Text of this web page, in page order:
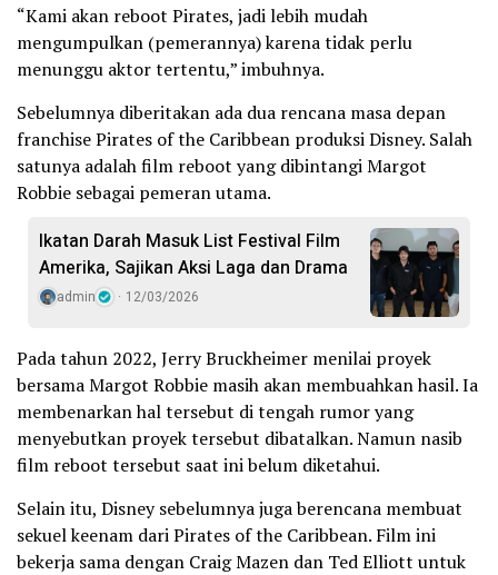
“Kami akan reboot Pirates, jadi lebih mudah
mengumpulkan (pemerannya) karena tidak perlu
menunggu aktor tertentu,” imbuhnya.
Sebelumnya diberitakan ada dua rencana masa depan
franchise Pirates of the Caribbean produksi Disney. Salah
satunya adalah film reboot yang dibintangi Margot
Robbie sebagai pemeran utama.
Ikatan Darah Masuk List Festival Film
Amerika, Sajikan Aksi Laga dan Drama
admin 12/03/2026
Pada tahun 2022, Jerry Bruckheimer menilai proyek
bersama Margot Robbie masih akan membuahkan hasil. Ia
membenarkan hal tersebut di tengah rumor yang
menyebutkan proyek tersebut dibatalkan. Namun nasib
film reboot tersebut saat ini belum diketahui.
Selain itu, Disney sebelumnya juga berencana membuat
sekuel keenam dari Pirates of the Caribbean. Film ini
bekerja sama dengan Craig Mazen dan Ted Elliott untuk